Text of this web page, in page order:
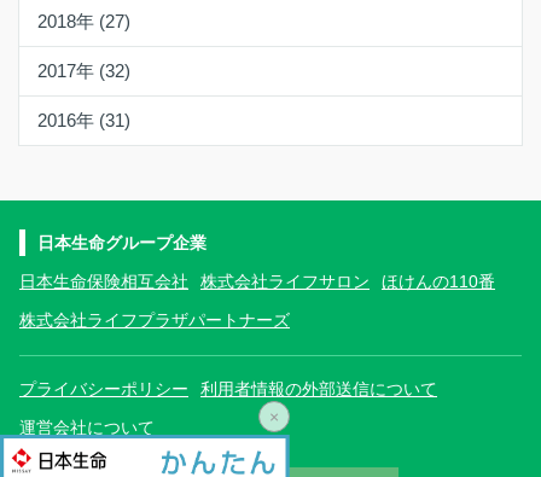
×
2018年 (27)
2017年 (32)
2016年 (31)
日本生命グループ企業
日本生命保険相互会社
株式会社ライフサロン
ほけんの110番
株式会社ライフプラザパートナーズ
プライバシーポリシー
利用者情報の外部送信について
運営会社について